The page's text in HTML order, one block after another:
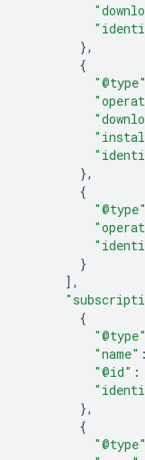
},
{
"@type"
},
{
"@type"
}
],
{
"@type"
"name" :
"@id" :
},
{
"@type"